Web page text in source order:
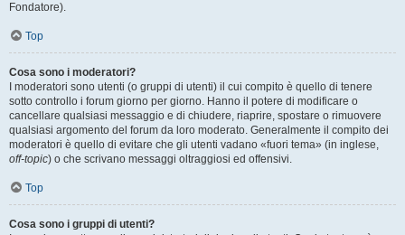
Fondatore).
Top
Cosa sono i moderatori?
I moderatori sono utenti (o gruppi di utenti) il cui compito è quello di tenere
sotto controllo i forum giorno per giorno. Hanno il potere di modificare o
cancellare qualsiasi messaggio e di chiudere, riaprire, spostare o rimuovere
qualsiasi argomento del forum da loro moderato. Generalmente il compito dei
moderatori è quello di evitare che gli utenti vadano «fuori tema» (in inglese,
off-topic) o che scrivano messaggi oltraggiosi ed offensivi.
Top
Cosa sono i gruppi di utenti?